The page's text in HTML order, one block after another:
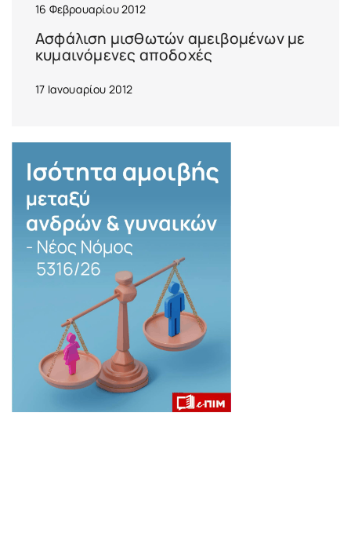
16 Φεβρουαρίου 2012
Ασφάλιση μισθωτών αμειβομένων με
κυμαινόμενες αποδοχές
17 Ιανουαρίου 2012